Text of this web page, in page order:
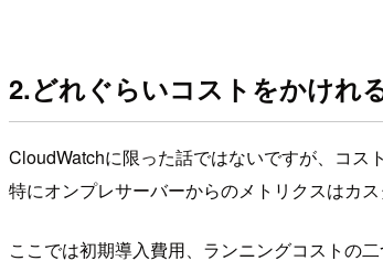
2.どれぐらいコストをかけれ
CloudWatchに限った話ではないですが、コス
特にオンプレサーバーからのメトリクスはカ
ここでは初期導入費用、ランニングコストの